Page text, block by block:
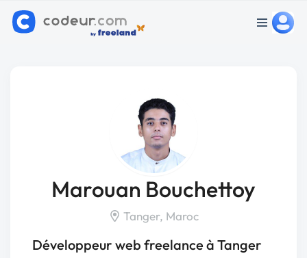
Marouan Bouchettoy
Tanger, Maroc
Développeur web freelance à Tanger